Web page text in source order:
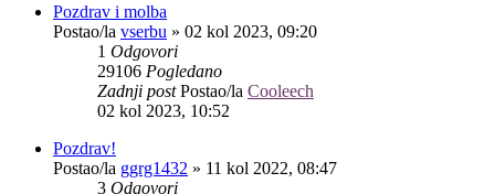
Pozdrav i molba
Postao/la vserbu » 02 kol 2023, 09:20
1 Odgovori
29106 Pogledano
Zadnji postPostao/la Cooleech
02 kol 2023, 10:52
Pozdrav!
Postao/la ggrg1432 » 11 kol 2022, 08:47
3 Odgovori